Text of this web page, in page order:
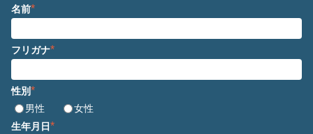
名前*
フリガナ*
性別*
男性
女性
生年月日*